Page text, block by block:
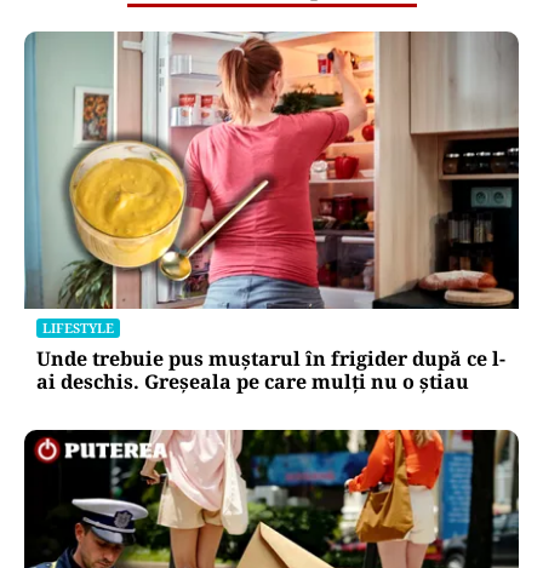
LIFESTYLE
Unde trebuie pus muștarul în frigider după ce l-
ai deschis. Greșeala pe care mulți nu o știau